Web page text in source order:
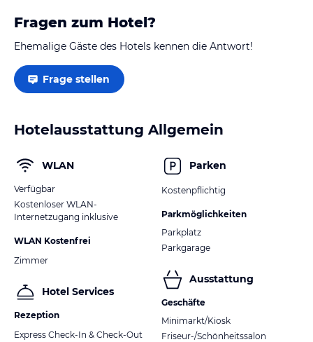
Fragen zum Hotel?
Ehemalige Gäste des Hotels kennen die Antwort!
Frage stellen
Hotelausstattung Allgemein
WLAN
Verfügbar
Kostenloser WLAN-
Internetzugang inklusive
WLAN Kostenfrei
Zimmer
Hotel Services
Rezeption
Express Check-In & Check-Out
Parken
Kostenpflichtig
Parkmöglichkeiten
Parkplatz
Parkgarage
Ausstattung
Geschäfte
Minimarkt/Kiosk
Friseur-/Schönheitssalon